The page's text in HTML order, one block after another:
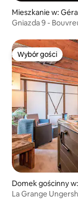
Mieszkanie w:
Gniazda 9 -
Wybór gości
Wybór gości
Domek gościnny
La Grange